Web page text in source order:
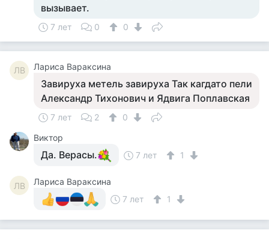
вызывает.
7 лет 0 0
ЛВ Лариса Вараксина
Завируха метель завируха Так кагдато пели
Александр Тихонович и Ядвига Поплавская
7 лет 2
0
Виктор
Да. Верасы. 7 лет 1
ЛВ
Лариса Вараксина
7 лет
1